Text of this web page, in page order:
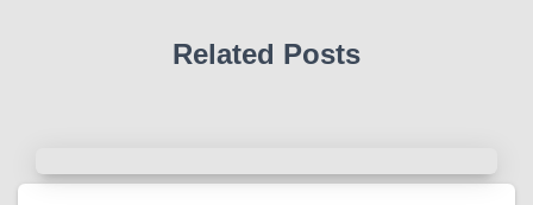
Related Posts